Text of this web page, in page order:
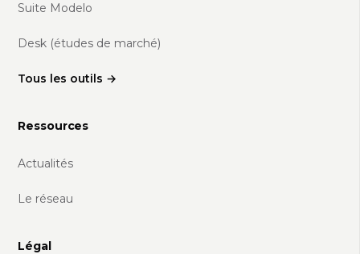
Suite Modelo
Desk (études de marché)
Tous les outils →
Ressources
Actualités
Le réseau
Légal